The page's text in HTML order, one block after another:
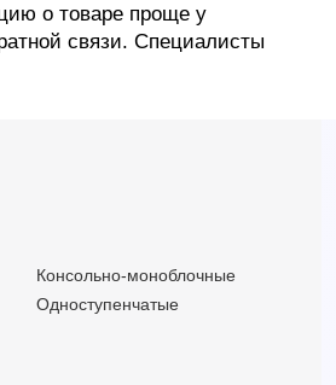
о товаре проще у
связи. Специалисты
Консольно-моноблочные
Одноступенчатые